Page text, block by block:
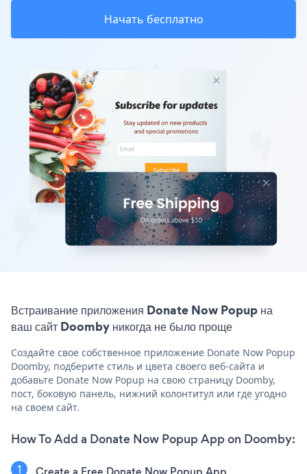
Начать бесплатно
Встраивание приложения Donate Now Popup на
ваш сайт Doomby никогда не было проще
Создайте свое собственное приложение Donate Now Popup
Doomby, подберите стиль и цвета своего веб-сайта и
добавьте Donate Now Popup на свою страницу Doomby,
пост, боковую панель, нижний колонтитул или где угодно
на своем сайт.
How To Add a Donate Now Popup App on Doomby: